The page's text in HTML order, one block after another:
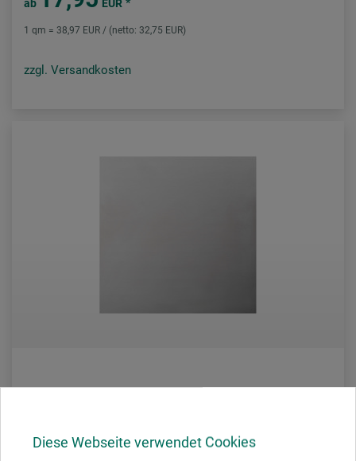
Diese Webseite verwendet Cookies
ab EUR *
1 qm = 38,97 EUR / (netto: 32,75 EUR)
zzgl. Versandkosten
Stahlblech, roh, ca. 0,5 mm